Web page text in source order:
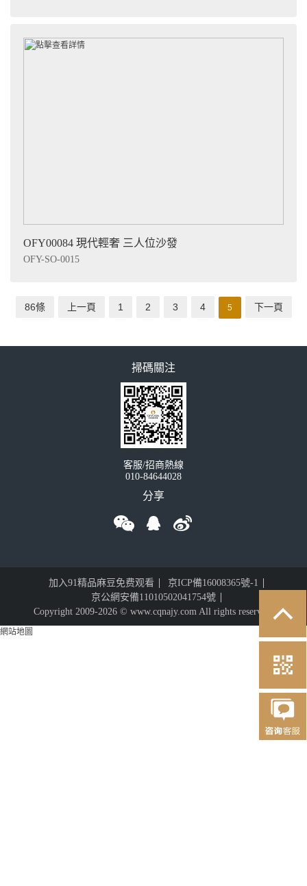
OFY00084 現代輕奢 三人位沙發
OFY-SO-0015
86條 上一頁 1 2 3 4 5 下一頁
掃碼關注
客服/招商熱線
010-84644028
分享
加入91精品麻豆免费观看
京ICP備16008365號-1
京公網安備11010502041754號
Copyright 2009-2026 © www.cqnajy.com All rights reserved.
網站地圖